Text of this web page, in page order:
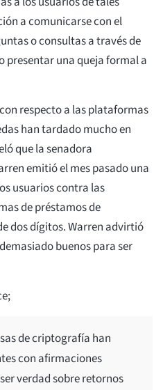
a comunicarse con el
o consultas a través de
presentar una queja formal a
respecto a las plataformas
han tardado mucho en
que la senadora
emitió el mes pasado una
usuarios contra las
de préstamos de
dos dígitos. Warren advirtió
buenos para ser
de criptografía han
con afirmaciones
verdad sobre retornos